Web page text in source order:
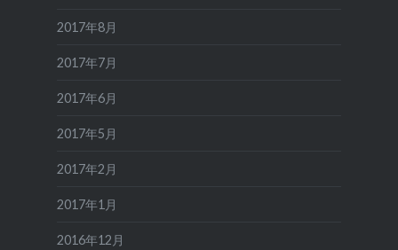
2017年8月
2017年7月
2017年6月
2017年5月
2017年2月
2017年1月
2016年12月